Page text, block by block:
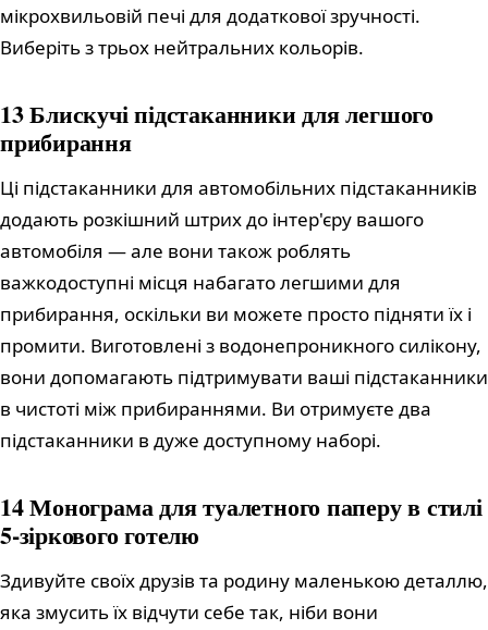
мікрохвильовій печі для додаткової зручності.
Виберіть з трьох нейтральних кольорів.
13 Блискучі підстаканники для легшого
прибирання
Ці підстаканники для автомобільних підстаканників
додають розкішний штрих до інтер'єру вашого
автомобіля — але вони також роблять
важкодоступні місця набагато легшими для
прибирання, оскільки ви можете просто підняти їх і
промити. Виготовлені з водонепроникного силікону,
вони допомагають підтримувати ваші підстаканники
в чистоті між прибираннями. Ви отримуєте два
підстаканники в дуже доступному наборі.
14 Монограма для туалетного паперу в стилі
5-зіркового готелю
Здивуйте своїх друзів та родину маленькою деталлю,
яка змусить їх відчути себе так, ніби вони